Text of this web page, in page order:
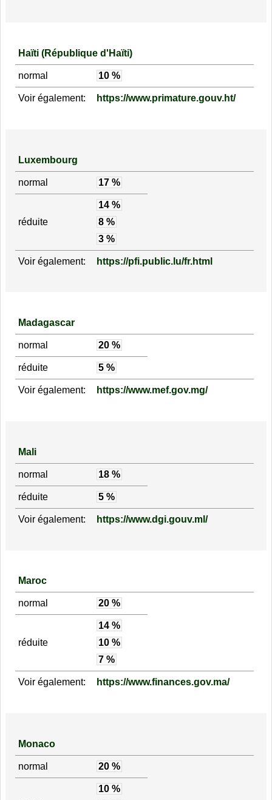
Haïti (République d'Haïti)
normal 10 %
Voir également: https://www.primature.gouv.ht/
Luxembourg
normal 17 %
réduite
14 %
8 %
3 %
Voir également: https://pfi.public.lu/fr.html
Madagascar
normal 20 %
réduite 5 %
Voir également: https://www.mef.gov.mg/
Mali
normal 18 %
réduite 5 %
Voir également: https://www.dgi.gouv.ml/
Maroc
normal 20 %
réduite
14 %
10 %
7 %
Voir également: https://www.finances.gov.ma/
Monaco
normal 20 %
10 %